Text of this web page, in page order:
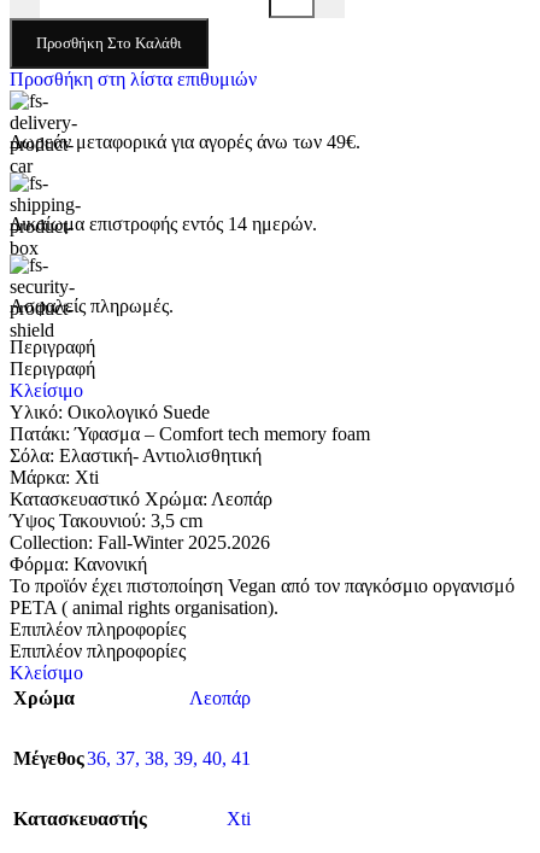
Προσθήκη Στο Καλάθι
Προσθήκη στη λίστα επιθυμιών
Δωρεάν μεταφορικά για αγορές άνω των 49€.
Δικαίωμα επιστροφής εντός 14 ημερών.
Ασφαλείς πληρωμές.
Περιγραφή
Περιγραφή
Κλείσιμο
Υλικό: Οικολογικό Suede
Πατάκι: Ύφασμα – Comfort tech memory foam
Σόλα: Eλαστική- Αντιολισθητική
Μάρκα: Xti
Κατασκευαστικό Χρώμα: Λεοπάρ
Ύψος Τακουνιού: 3,5 cm
Collection: Fall-Winter 2025.2026
Φόρμα: Κανονική
Το προϊόν έχει πιστοποίηση Vegan από τον παγκόσμιο οργανισμό
PETA ( animal rights organisation).
Επιπλέον πληροφορίες
Επιπλέον πληροφορίες
Κλείσιμο
Χρώμα
Λεοπάρ
Μέγεθος36, 37, 38, 39, 40, 41
Κατασκευαστής Xti